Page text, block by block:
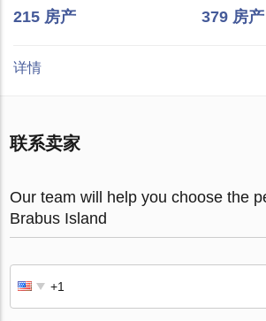
215 房产 379 房产
详情
联系卖家
Our team will help you choose the
Brabus Island